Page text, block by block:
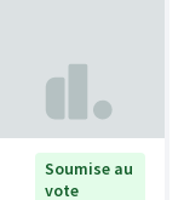
Soumise au
vote